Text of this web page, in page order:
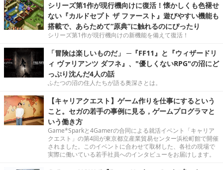
シリーズ第1作が現行機向けに復活！懐かしくも色褪せ
ない『カルドセプト ザ ファースト』遊びやすい機能も
搭載で、あらためて“原典”に触れるのにぴったり
シリーズ第1作が現行機向けの新機能を備えて復活！
「冒険は楽しいものだ」 ─『FF11』と『ウィザードリ
ィ ヴァリアンツ ダフネ』、"優しくないRPG"の沼にど
っぷり沈んだ4人の話
ふたつの沼の住人たちが語る奥深さとは。
【キャリアクエスト】ゲーム作りを仕事にするという
こと。セガの若手の事例に見る，ゲームプログラマと
いう働き方
Game*Sparkと4Gamerの合同による就活イベント「キャリア
クエスト」の第4回が東京都立産業貿易センター浜松町館で開催
されました。このイベントに合わせて取材した、各社の現場で
実際に働いている若手社員へのインタビューをお届けします。